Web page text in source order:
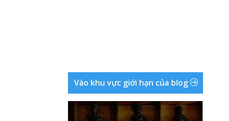
Vào khu vực giới hạn của blog